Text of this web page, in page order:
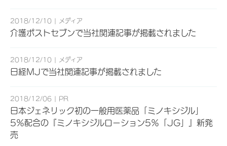
2018/12/10 メディア
介護ポストセブンで当社関連記事が掲載されました
2018/12/10 メディア
日経MJで当社関連記事が掲載されました
2018/12/06 PR
日本ジェネリック初の一般用医薬品「ミノキシジル」
5％配合の『ミノキシジルローション5％「JG」』新発
売